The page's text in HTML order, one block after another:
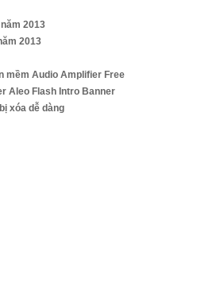
2013
2013
mềm Audio Amplifier Free
Aleo Flash Intro Banner
xóa dễ dàng